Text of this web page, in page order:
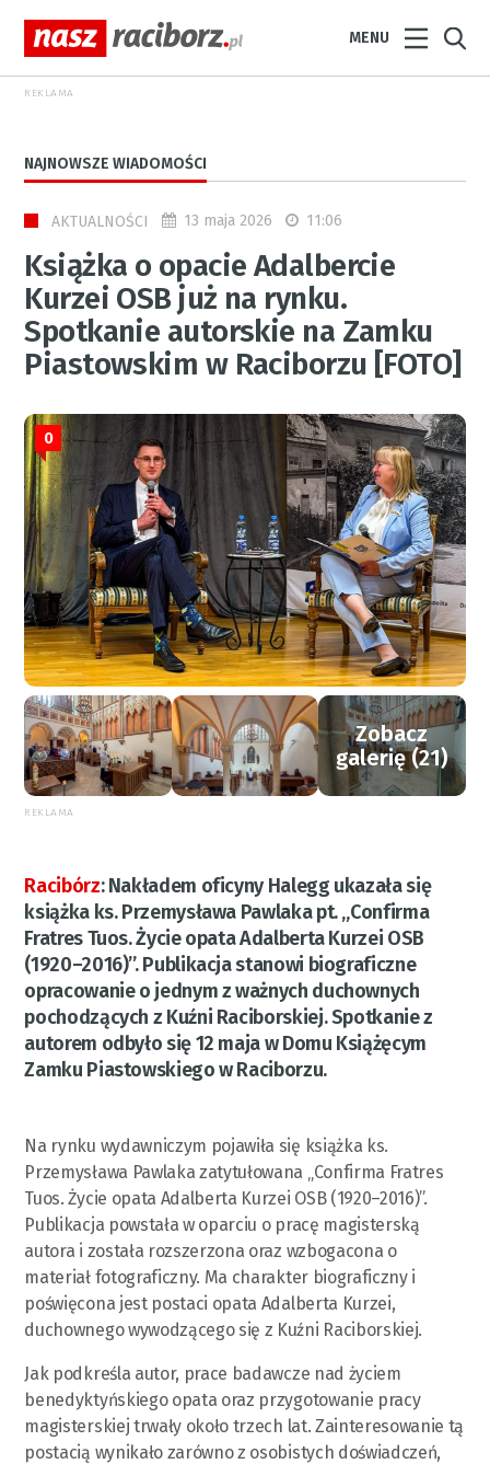
MENU
REKLAMA
NAJNOWSZE WIADOMOŚCI
AKTUALNOŚCI 13 maja 2026 11:06
Książka o opacie Adalbercie
Kurzei OSB już na rynku.
Spotkanie autorskie na Zamku
Piastowskim w Raciborzu [FOTO]
0
Zobacz
galerię (21)
REKLAMA
Racibórz:Nakładem oficyny Halegg ukazała się
książka ks. Przemysława Pawlaka pt. „Confirma
Fratres Tuos. Życie opata Adalberta Kurzei OSB
(1920–2016)”. Publikacja stanowi biograficzne
opracowanie o jednym z ważnych duchownych
pochodzących z Kuźni Raciborskiej. Spotkanie z
autorem odbyło się 12 maja w Domu Książęcym
Zamku Piastowskiego w Raciborzu.
Na rynku wydawniczym pojawiła się książka ks.
Przemysława Pawlaka zatytułowana „Confirma Fratres
Tuos. Życie opata Adalberta Kurzei OSB (1920–2016)”.
Publikacja powstała w oparciu o pracę magisterską
autora i została rozszerzona oraz wzbogacona o
materiał fotograficzny. Ma charakter biograficzny i
poświęcona jest postaci opata Adalberta Kurzei,
duchownego wywodzącego się z Kuźni Raciborskiej.
Jak podkreśla autor, prace badawcze nad życiem
benedyktyńskiego opata oraz przygotowanie pracy
magisterskiej trwały około trzech lat. Zainteresowanie tą
postacią wynikało zarówno z osobistych doświadczeń,